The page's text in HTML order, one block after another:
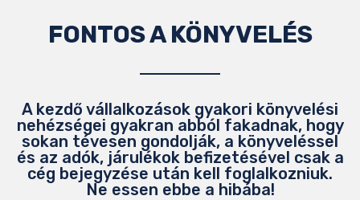
FONTOS A KÖNYVELÉS
A kezdő vállalkozások gyakori könyvelési
nehézségei gyakran abból fakadnak, hogy
sokan tévesen gondolják, a könyveléssel
és az adók, járulékok befizetésével csak a
cég bejegyzése után kell foglalkozniuk.
Ne essen ebbe a hibába!